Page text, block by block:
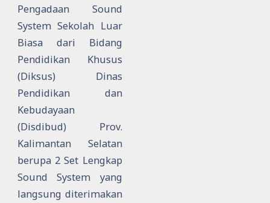
Pengadaan Sound
System Sekolah Luar
Biasa dari Bidang
Pendidikan Khusus
(Diksus) Dinas
Pendidikan dan
Kebudayaan
(Disdibud) Prov.
Kalimantan Selatan
berupa 2 Set Lengkap
Sound System yang
langsung diterimakan